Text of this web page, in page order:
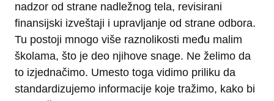
nadzor od strane nadležnog tela, revisirani
finansijski izveštaji i upravljanje od strane odbora.
Tu postoji mnogo više raznolikosti među malim
školama, što je deo njihove snage. Ne želimo da
to izjednačimo. Umesto toga vidimo priliku da
standardizujemo informacije koje tražimo, kako bi